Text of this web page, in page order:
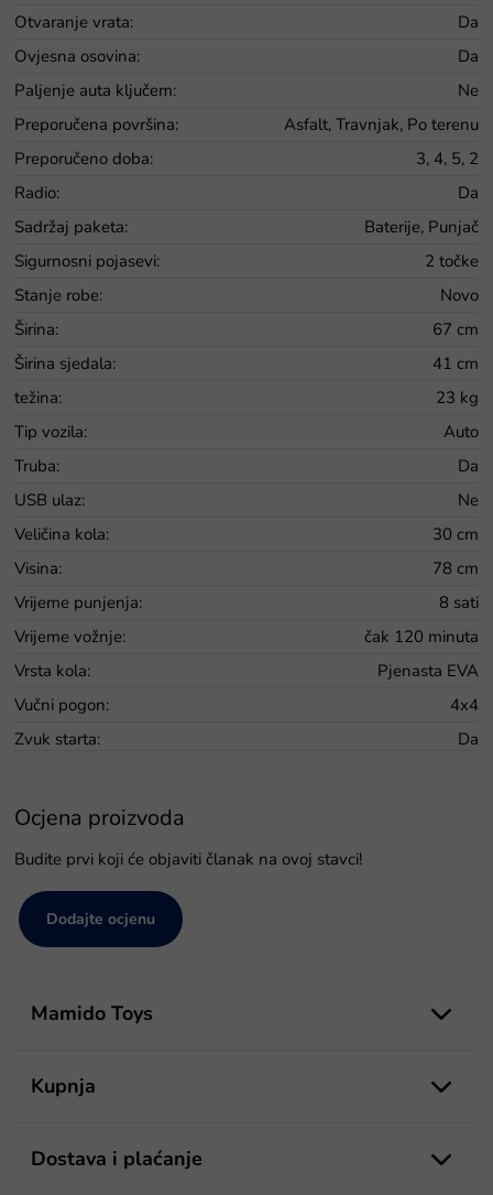
Otvaranje vrata:
Da
Ovjesna osovina:
Da
Paljenje auta ključem:
Ne
Preporučena površina:
Asfalt, Travnjak, Po terenu
Preporučeno doba:
3, 4, 5, 2
Radio:
Da
Sadržaj paketa:
Baterije, Punjač
Sigurnosni pojasevi:
2 točke
Stanje robe:
Novo
Širina:
67 cm
Širina sjedala:
41 cm
težina:
23 kg
Tip vozila:
Auto
Truba:
Da
USB ulaz:
Ne
Veličina kola:
30 cm
Visina:
78 cm
Vrijeme punjenja:
8 sati
Vrijeme vožnje:
čak 120 minuta
Vrsta kola:
Pjenasta EVA
Vučni pogon:
4x4
Zvuk starta: Da
Ocjena proizvoda
Budite prvi koji će objaviti članak na ovoj stavci!
Dodajte ocjenu
Mamido Toys
Kupnja
Dostava i plaćanje